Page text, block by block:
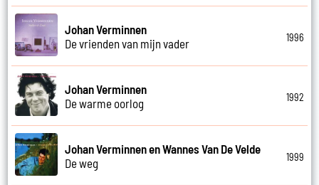
Johan Verminnen
De vrienden van mijn vader
1996
Johan Verminnen
De warme oorlog
1992
Johan Verminnen en Wannes Van De Velde
De weg
1999